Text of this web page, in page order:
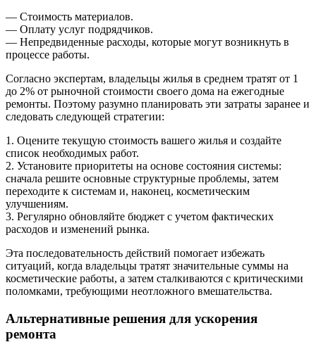
— Стоимость материалов.
— Оплату услуг подрядчиков.
— Непредвиденные расходы, которые могут возникнуть в
процессе работы.
Согласно экспертам, владельцы жилья в среднем тратят от 1
до 2% от рыночной стоимости своего дома на ежегодные
ремонты. Поэтому разумно планировать эти затраты заранее и
следовать следующей стратегии:
1. Оцените текущую стоимость вашего жилья и создайте
список необходимых работ.
2. Установите приоритеты на основе состояния системы:
сначала решите основные структурные проблемы, затем
переходите к системам и, наконец, косметическим
улучшениям.
3. Регулярно обновляйте бюджет с учетом фактических
расходов и изменений рынка.
Эта последовательность действий помогает избежать
ситуаций, когда владельцы тратят значительные суммы на
косметические работы, а затем сталкиваются с критическими
поломками, требующими неотложного вмешательства.
Альтернативные решения для ускорения
ремонта